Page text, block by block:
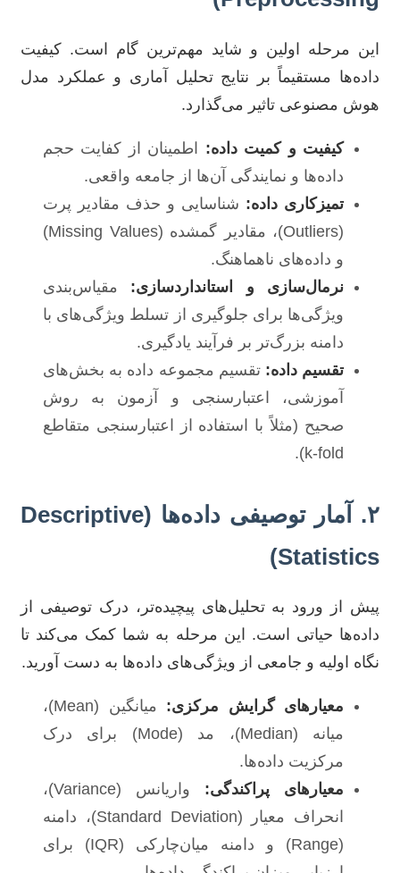
این مرحله اولین و شاید مهم‌ترین گام است. کیفیت
داده‌ها مستقیماً بر نتایج تحلیل آماری و عملکرد مدل
هوش مصنوعی تاثیر می‌گذارد.
کیفیت و کمیت داده: اطمینان از کفایت حجم
داده‌ها و نمایندگی آن‌ها از جامعه واقعی.
تمیزکاری داده: شناسایی و حذف مقادیر پرت
(Outliers)، مقادیر گمشده (Missing Values)
و داده‌های ناهماهنگ.
نرمال‌سازی و استانداردسازی: مقیاس‌بندی
ویژگی‌ها برای جلوگیری از تسلط ویژگی‌های با
دامنه بزرگ‌تر بر فرآیند یادگیری.
تقسیم داده: تقسیم مجموعه داده به بخش‌های
آموزشی، اعتبارسنجی و آزمون به روش
صحیح (مثلاً با استفاده از اعتبارسنجی متقاطع
k-fold).
۲. آمار توصیفی داده‌ها (Descriptive
Statistics)
پیش از ورود به تحلیل‌های پیچیده‌تر، درک توصیفی از
داده‌ها حیاتی است. این مرحله به شما کمک می‌کند تا
نگاه اولیه و جامعی از ویژگی‌های داده‌ها به دست آورید.
معیارهای گرایش مرکزی:
میانگین (Mean)،
میانه (Median)، مد (Mode) برای درک
مرکزیت داده‌ها.
معیارهای پراکندگی:
واریانس (Variance)،
انحراف معیار (Standard Deviation)، دامنه
(Range) و دامنه میان‌چارکی (IQR) برای